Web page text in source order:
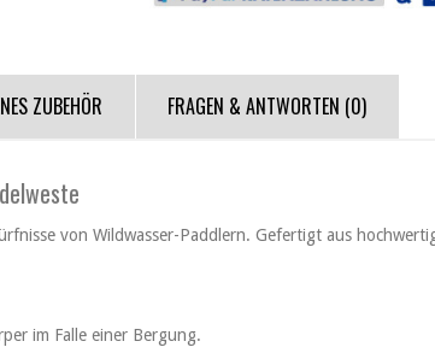
ZUBEHÖR FRAGEN & ANTWORTEN (0)
von Wildwasser-Paddlern. Gefertigt aus
im Falle einer Bergung.